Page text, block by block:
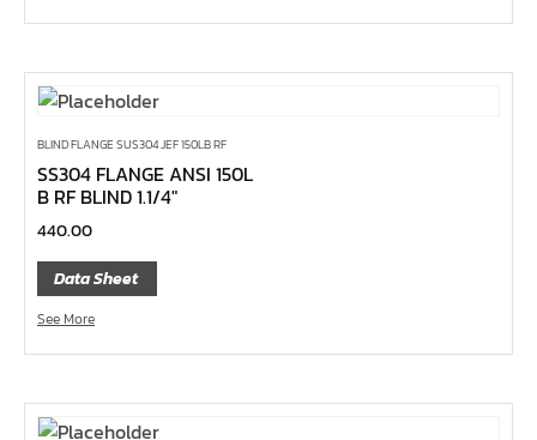
บ๊อกซ์เดือยโผล่ Z-Series หกเหลี่ยม,ท๊อกซ์ ขนาด 1/4",
3/8", 1/2"
ด้ามฟรี, ด้ามบ๊อกซ์ Z-Series ขนาด 1/4", 3/8", 1/2"
ลูกบ๊อกซ์ สั้น, ยาว Koken Z-Series ขนาด 1/4", 3/8", 1/2"
ข้อต่อ Z-Series ขนาด 1/4", 3/8", 1/2"
ซ็อกเก็ต Z-Series
ลูกบ๊อกซ์ การบิน
ข้อเพิ่ม, ข้อลด
BLIND FLANGE SUS304 JEF 150LB RF
SS304 FLANGE ANSI 150L
B RF BLIND 1.1/4″
440.00
Data Sheet
See More